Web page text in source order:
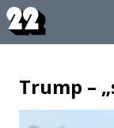
Trump –